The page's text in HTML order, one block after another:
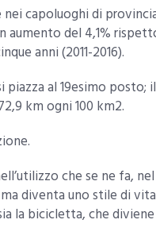
capoluoghi di
aumento del 4,1%
anni (2011-2016).
piazza al 19esimo posto;
km ogni 100 km2.
che se ne fa,
diventa uno stile di vita
la bicicletta, che